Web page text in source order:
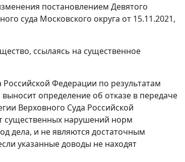
постановлением Девятого
суда Московского округа от 15.11.2021,
ссылаясь на существенное
Российской Федерации по результатам
определение об отказе в передаче
Верховного Суда Российской
существенных нарушений норм
дела, и не являются достаточным
указанные доводы не находят